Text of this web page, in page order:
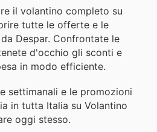
il volantino completo su
tutte le offerte e le
Despar. Confrontate le
d'occhio gli sconti e
in modo efficiente.
settimanali e le promozioni
in tutta Italia su Volantino
oggi stesso.